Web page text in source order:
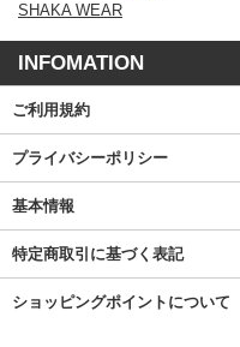
SHAKA WEAR
INFOMATION
ご利用規約
プライバシーポリシー
基本情報
特定商取引に基づく表記
ショッピングポイントについて